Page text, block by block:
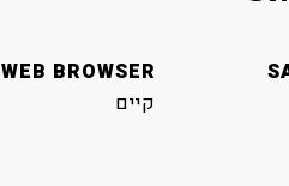
WEB BROWSER
קיים